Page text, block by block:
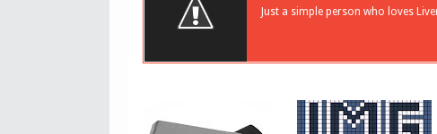
Just a simple person who loves